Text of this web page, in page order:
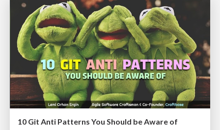
10 Git Anti Patterns You Should be Aware of